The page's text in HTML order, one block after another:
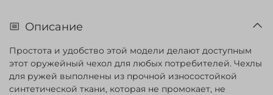
Описание
Простота и удобство этой модели делают доступным
этот оружейный чехол для любых потребителей. Чехлы
для ружей выполнены из прочной износостойкой
синтетической ткани, которая не промокает, не